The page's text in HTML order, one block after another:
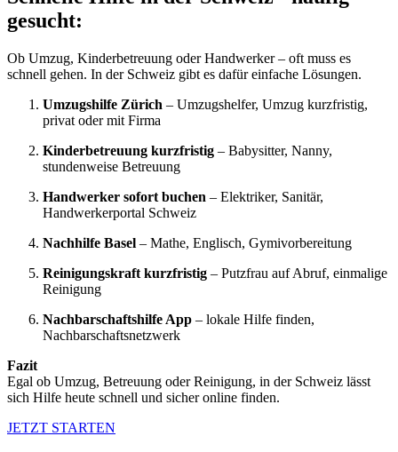
gesucht:
Ob Umzug, Kinderbetreuung oder Handwerker – oft muss es
schnell gehen. In der Schweiz gibt es dafür einfache Lösungen.
Umzugshilfe Zürich – Umzugshelfer, Umzug kurzfristig,
privat oder mit Firma
Kinderbetreuung kurzfristig – Babysitter, Nanny,
stundenweise Betreuung
Handwerker sofort buchen – Elektriker, Sanitär,
Handwerkerportal Schweiz
Nachhilfe Basel – Mathe, Englisch, Gymivorbereitung
Reinigungskraft kurzfristig – Putzfrau auf Abruf, einmalige
Reinigung
Nachbarschaftshilfe App – lokale Hilfe finden,
Nachbarschaftsnetzwerk
Fazit
Egal ob Umzug, Betreuung oder Reinigung, in der Schweiz lässt
sich Hilfe heute schnell und sicher online finden.
JETZT STARTEN